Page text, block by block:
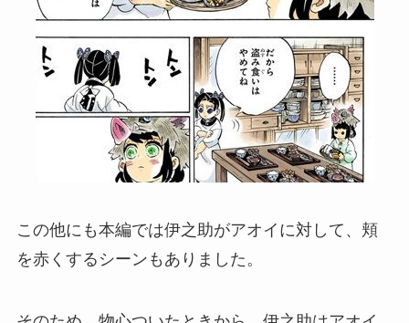
この他にも本編では伊之助がアオイに対して、頬
を赤くするシーンもありました。